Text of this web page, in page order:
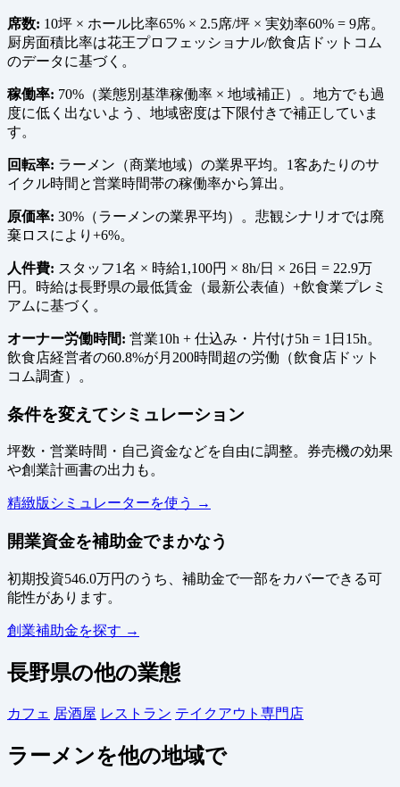
席数: 10坪 × ホール比率65% × 2.5席/坪 × 実効率60% = 9席。
厨房面積比率は花王プロフェッショナル/飲食店ドットコム
のデータに基づく。
稼働率: 70%（業態別基準稼働率 × 地域補正）。地方でも過
度に低く出ないよう、地域密度は下限付きで補正していま
す。
回転率: ラーメン（商業地域）の業界平均。1客あたりのサ
イクル時間と営業時間帯の稼働率から算出。
原価率: 30%（ラーメンの業界平均）。悲観シナリオでは廃
棄ロスにより+6%。
人件費: スタッフ1名 × 時給1,100円 × 8h/日 × 26日 = 22.9万
円。時給は長野県の最低賃金（最新公表値）+飲食業プレミ
アムに基づく。
オーナー労働時間: 営業10h + 仕込み・片付け5h = 1日15h。
飲食店経営者の60.8%が月200時間超の労働（飲食店ドット
コム調査）。
条件を変えてシミュレーション
坪数・営業時間・自己資金などを自由に調整。券売機の効果
や創業計画書の出力も。
精緻版シミュレーターを使う →
開業資金を補助金でまかなう
初期投資546.0万円のうち、補助金で一部をカバーできる可
能性があります。
創業補助金を探す →
長野県の他の業態
カフェ 居酒屋 レストラン テイクアウト専門店
ラーメンを他の地域で